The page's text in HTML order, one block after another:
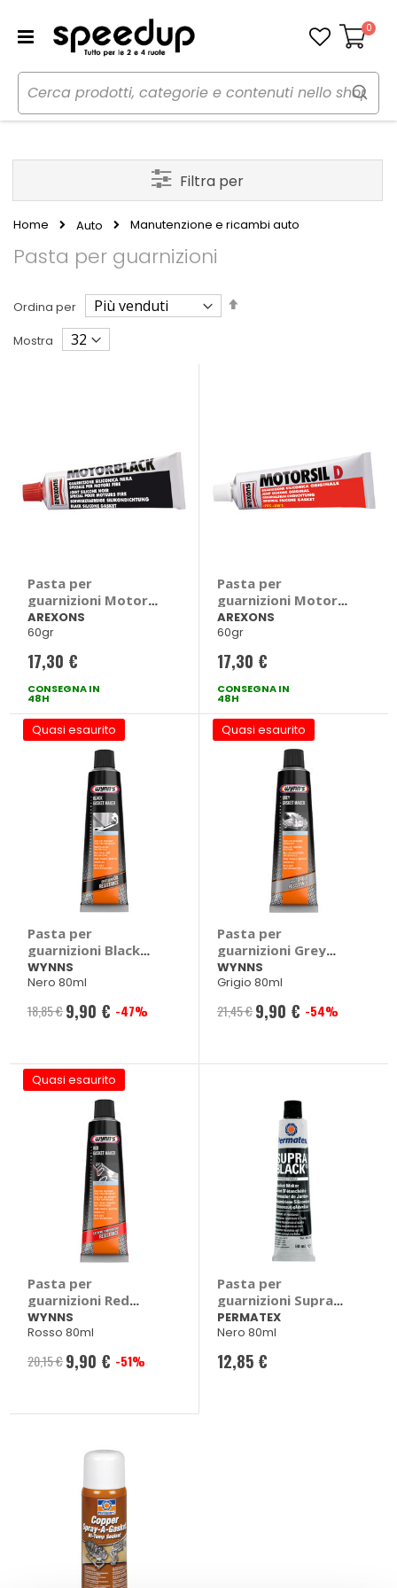
Carrello
0
Home Auto Manutenzione e ricambi auto
Pasta per guarnizioni
Ordina per
Imposta
Mostra
Pasta per
guarnizioni Motor
Black - AREXONS
AREXONS
60gr
17,30 €
CONSEGNA IN
48H
Pasta per
guarnizioni Motorsil
D - AREXONS
AREXONS
60gr
17,30 €
CONSEGNA IN
48H
Quasi esaurito
Pasta per
guarnizioni Black
Gasket Maker -
WYNNS
WYNNS
Nero 80ml
18,85 € Prezzo
9,90 € -47%
Quasi esaurito
Pasta per
guarnizioni Grey
Gasket Maker -
WYNNS
WYNNS
Grigio 80ml
21,45 € Prezzo
9,90 € -54%
Quasi esaurito
Pasta per
guarnizioni Red
Gasket Maker -
WYNNS
WYNNS
Rosso 80ml
20,15 € Prezzo
9,90 € -51%
Pasta per
guarnizioni Supra
Black - PERMATEX
PERMATEX
Nero 80ml
12,85 €
Filtra per